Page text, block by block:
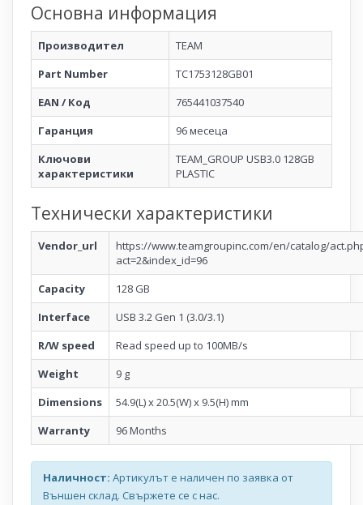
Основна информация
Производител
TEAM
Part Number
TC1753128GB01
EAN / Код
765441037540
Гаранция
96 месеца
Ключови
характеристики
TEAM_GROUP USB3.0 128GB
PLASTIC
Технически характеристики
Vendor_url
https://www.teamgroupinc.com/en/catalog/
act=2&index_id=96
Capacity
128 GB
Interface
USB 3.2 Gen 1 (3.0/3.1)
R/W speed
Read speed up to 100MB/s
Weight
9 g
Dimensions
54.9(L) x 20.5(W) x 9.5(H) mm
Warranty
96 Months
Наличност: Артикулът е наличен по заявка от
Външен склад. Свържете се с нас.